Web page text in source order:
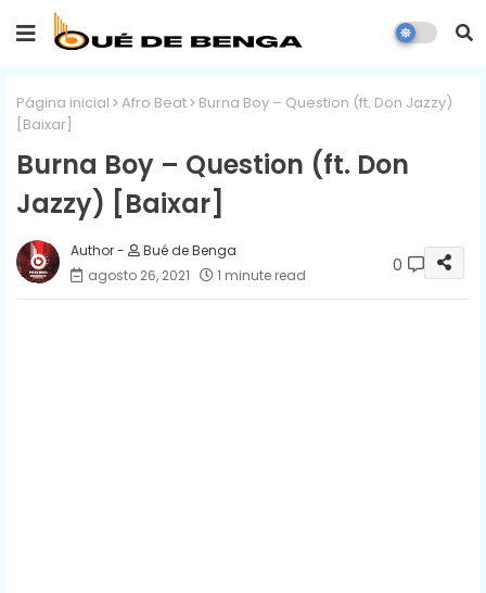
Página inicial Afro Beat
Burna Boy – Question (ft. Don Jazzy)
[Baixar]
Burna Boy – Question (ft. Don
Jazzy) [Baixar]
Bué de Benga
agosto 26, 2021
1 minute read 0